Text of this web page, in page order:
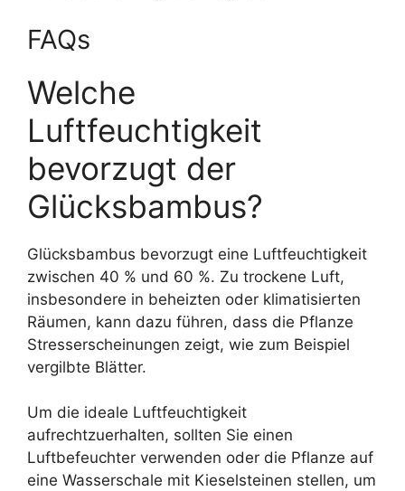
FAQs
Welche
Luftfeuchtigkeit
bevorzugt der
Glücksbambus?
Glücksbambus bevorzugt eine Luftfeuchtigkeit
zwischen 40 % und 60 %. Zu trockene Luft,
insbesondere in beheizten oder klimatisierten
Räumen, kann dazu führen, dass die Pflanze
Stresserscheinungen zeigt, wie zum Beispiel
vergilbte Blätter.
Um die ideale Luftfeuchtigkeit
aufrechtzuerhalten, sollten Sie einen
Luftbefeuchter verwenden oder die Pflanze auf
eine Wasserschale mit Kieselsteinen stellen, um